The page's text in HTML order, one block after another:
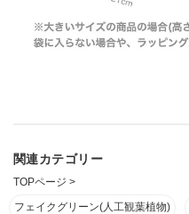
関連カテゴリー
TOPページ >
フェイクグリーン(人工観葉植物)